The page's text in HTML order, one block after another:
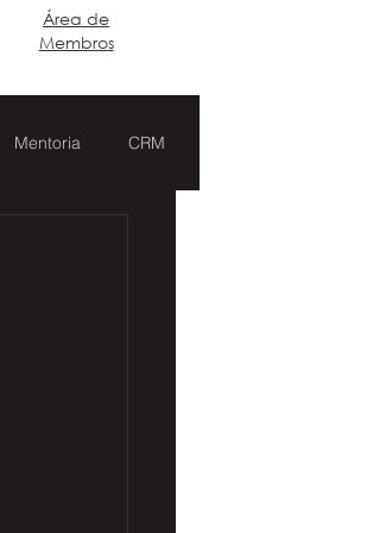
​Área de
Membros
Mentoria CRM